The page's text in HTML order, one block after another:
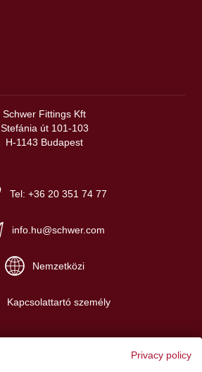
Schwer Fittings Kft
Stefánia út 101-103
H-1143 Budapest
Tel: +36 20 351 74 77
info.hu@schwer.com
Nemzetközi
Kapcsolattartó személy
Privacy policy